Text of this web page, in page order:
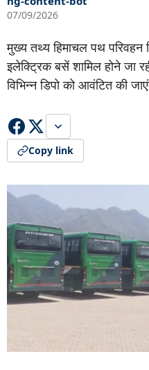
07/09/2026
मुख्य तथ्य हिमाचल पथ
इलेक्ट्रिक बसें शामिल होने जा
विभिन्न डिपो को आवंटित की
Copy link